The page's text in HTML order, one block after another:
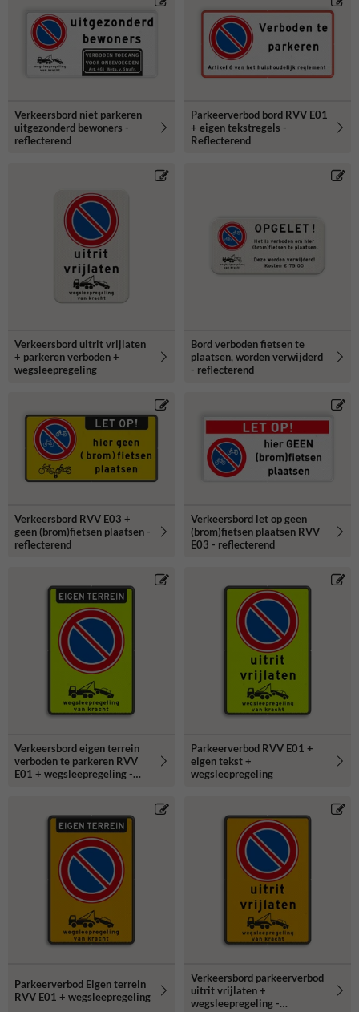
Verkeersbord niet parkeren
uitgezonderd bewoners -
reflecterend
Parkeerverbod bord RVV E01
+ eigen tekstregels -
Reflecterend
Verkeersbord uitrit vrijlaten
+ parkeren verboden +
wegsleepregeling
Bord verboden fietsen te
plaatsen, worden verwijderd
- reflecterend
Verkeersbord RVV E03 +
geen (brom)fietsen plaatsen -
reflecterend
Verkeersbord let op geen
(brom)fietsen plaatsen RVV
E03 - reflecterend
Verkeersbord eigen terrein
verboden te parkeren RVV
E01 + wegsleepregeling -
Parkeerverbod RVV E01 +
eigen tekst +
wegsleepregeling
Parkeerverbod Eigen terrein
RVV E01 + wegsleepregeling
Verkeersbord parkeerverbod
uitrit vrijlaten +
wegsleepregeling -